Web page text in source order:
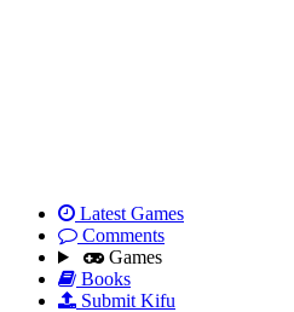
Latest Games
Comments
Games
Books
Submit Kifu